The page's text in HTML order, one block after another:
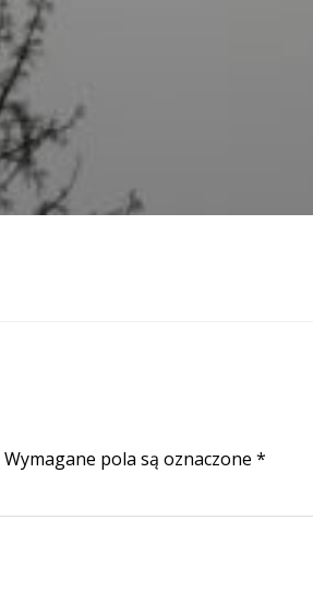
Wymagane pola są oznaczone *